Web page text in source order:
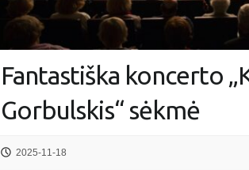
Fantastiška koncerto
Gorbulskis“ sėkmė
2025-11-18